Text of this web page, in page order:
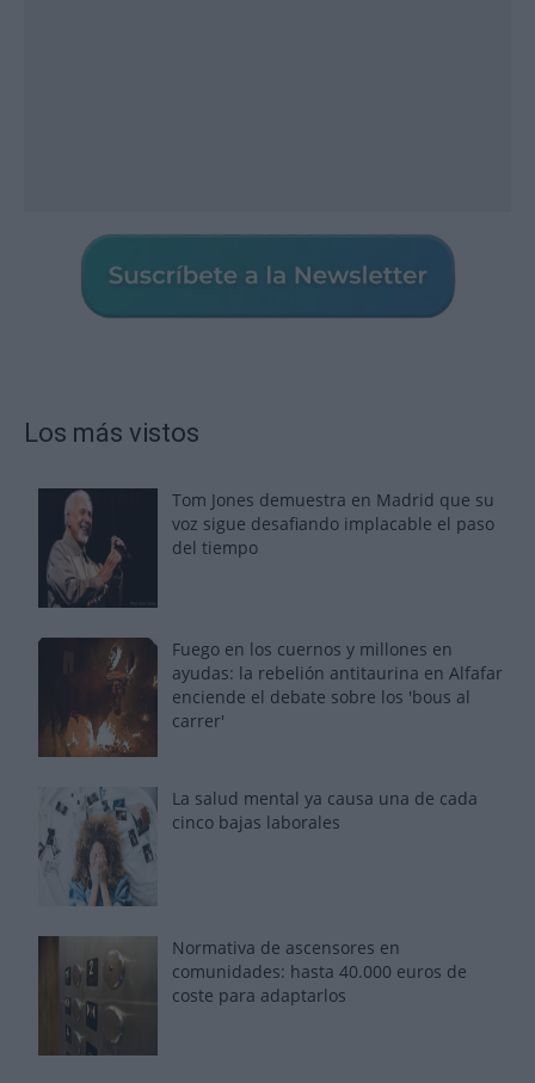
Los más vistos
Tom Jones demuestra en Madrid que su
voz sigue desafiando implacable el paso
del tiempo
Fuego en los cuernos y millones en
ayudas: la rebelión antitaurina en Alfafar
enciende el debate sobre los 'bous al
carrer'
La salud mental ya causa una de cada
cinco bajas laborales
Normativa de ascensores en
comunidades: hasta 40.000 euros de
coste para adaptarlos